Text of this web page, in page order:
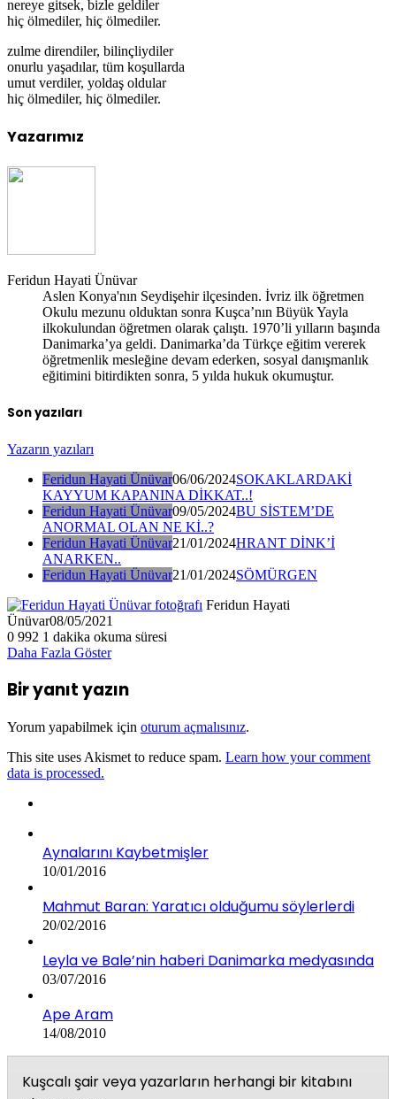
nereye gitsek, bizle geldiler
hiç ölmediler, hiç ölmediler.
zulme direndiler, bilinçliydiler
onurlu yaşadılar, tüm koşullarda
umut verdiler, yoldaş oldular
hiç ölmediler, hiç ölmediler.
Yazarımız
Feridun Hayati Ünüvar
Aslen Konya'nın Seydişehir ilçesinden. İvriz ilk öğretmen
Okulu mezunu olduktan sonra Kuşca’nın Büyük Yayla
ilkokulundan öğretmen olarak çalıştı. 1970’li yılların başında
Danimarka’ya geldi. Danimarka’da Türkçe eğitim vererek
öğretmenlik mesleğine devam ederken, sosyal danışmanlık
eğitimini bitirdikten sonra, 5 yılda hukuk okumuştur.
Son yazıları
Yazarın yazıları
Feridun Hayati Ünüvar06/06/2024SOKAKLARDAKİ
KAYYUM KAPANINA DİKKAT..!
Feridun Hayati Ünüvar09/05/2024BU SİSTEM’DE
ANORMAL OLAN NE Kİ..?
Feridun Hayati Ünüvar21/01/2024HRANT DİNK’İ
ANARKEN..
Feridun Hayati Ünüvar21/01/2024SÖMÜRGEN
Feridun Hayati
Ünüvar08/05/2021
0 992 1 dakika okuma süresi
Daha Fazla Göster
Bir yanıt yazın
Yorum yapabilmek için oturum açmalısınız.
This site uses Akismet to reduce spam. Learn how your comment
data is processed.
Aynalarını Kaybetmişler
10/01/2016
Mahmut Baran: Yaratıcı olduğumu söylerlerdi
20/02/2016
Leyla ve Bale’nin haberi Danimarka medyasında
03/07/2016
Ape Aram
14/08/2010
Kuşcalı şair veya yazarların herhangi bir kitabını